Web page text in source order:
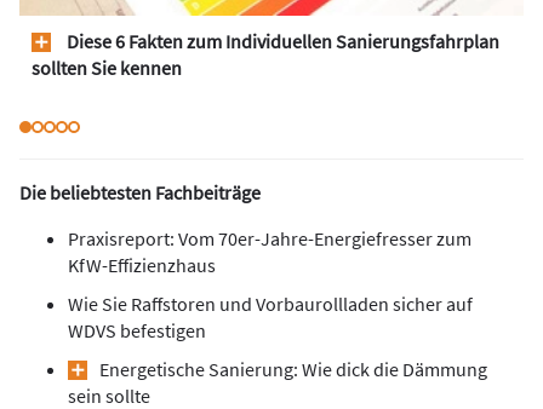
Diese 6 Fakten zum Individuellen Sanierungsfahrplan
sollten Sie kennen
Die beliebtesten Fachbeiträge
Praxisreport: Vom 70er-Jahre-Energiefresser zum
KfW-Effizienzhaus
Wie Sie Raffstoren und Vorbaurollladen sicher auf
WDVS befestigen
Energetische Sanierung: Wie dick die Dämmung
sein sollte